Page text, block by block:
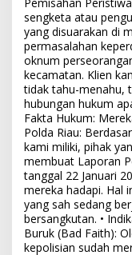
sengketa atau
yang disuarakan di
permasalahan
oknum
kecamatan. Klien
tidak tahu-menahu,
hubungan hukum
Fakta Hukum:
Polda Riau:
kami miliki, pihak
membuat Laporan
tanggal 22 Januari
mereka hadapi. Hal
yang sah sedang
bersangkutan. •
Buruk (Bad Faith):
kepolisian sudah